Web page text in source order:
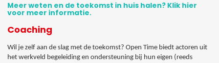
Meer weten en de toekomst in huis halen? Klik hier
voor meer informatie.
Coaching
Wil je zelf aan de slag met de toekomst? Open Time biedt actoren uit
het werkveld begeleiding en ondersteuning bij hun eigen (reeds